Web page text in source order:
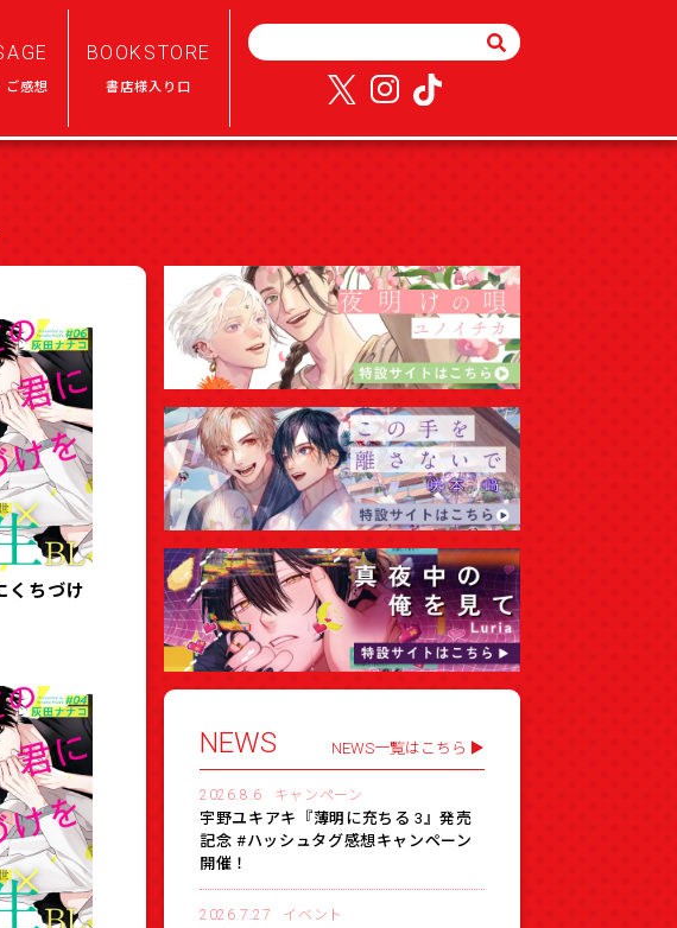
ご感想
BOOKSTORE
書店様入り口
くちづけ
NEWS NEWS一覧はこちら
2026.8.6 キャンペーン
宇野ユキアキ『薄明に充ちる 3』発売
記念 #ハッシュタグ感想キャンペーン
開催！
2026.7.27 イベント